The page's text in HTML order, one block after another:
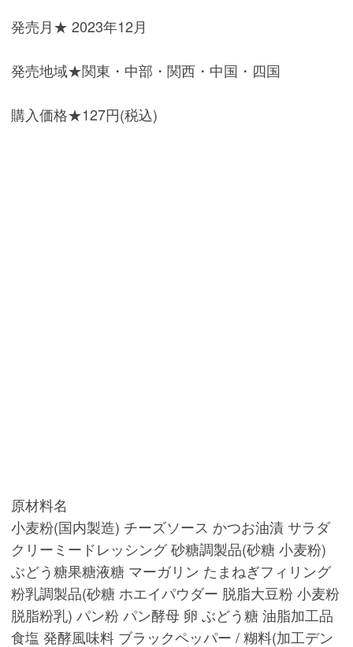
発売月★ 2023年12月
発売地域★関東・中部・関西・中国・四国
購入価格★127円(税込)
原材料名
小麦粉(国内製造) チーズソース かつお油漬 サラダ
クリーミードレッシング 砂糖調製品(砂糖 小麦粉)
ぶどう糖果糖液糖 マーガリン たまねぎフィリング
粉乳調製品(砂糖 ホエイパウダー 脱脂大豆粉 小麦粉
脱脂粉乳) パン粉 パン酵母 卵 ぶどう糖 油脂加工品
食塩 発酵風味料 ブラックペッパー / 糊料(加工デン